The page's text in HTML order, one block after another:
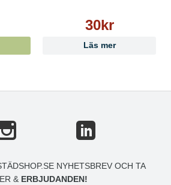
30kr
Läs mer
NYHETSBREV OCH TA
& ERBJUDANDEN!